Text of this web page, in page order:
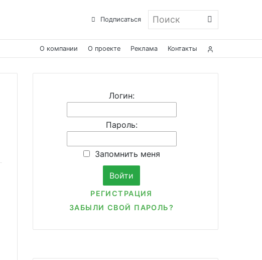
Подписаться Поиск
О компании О проекте Реклама Контакты
Логин:
Пароль:
Запомнить меня
РЕГИСТРАЦИЯ
ЗАБЫЛИ СВОЙ ПАРОЛЬ?